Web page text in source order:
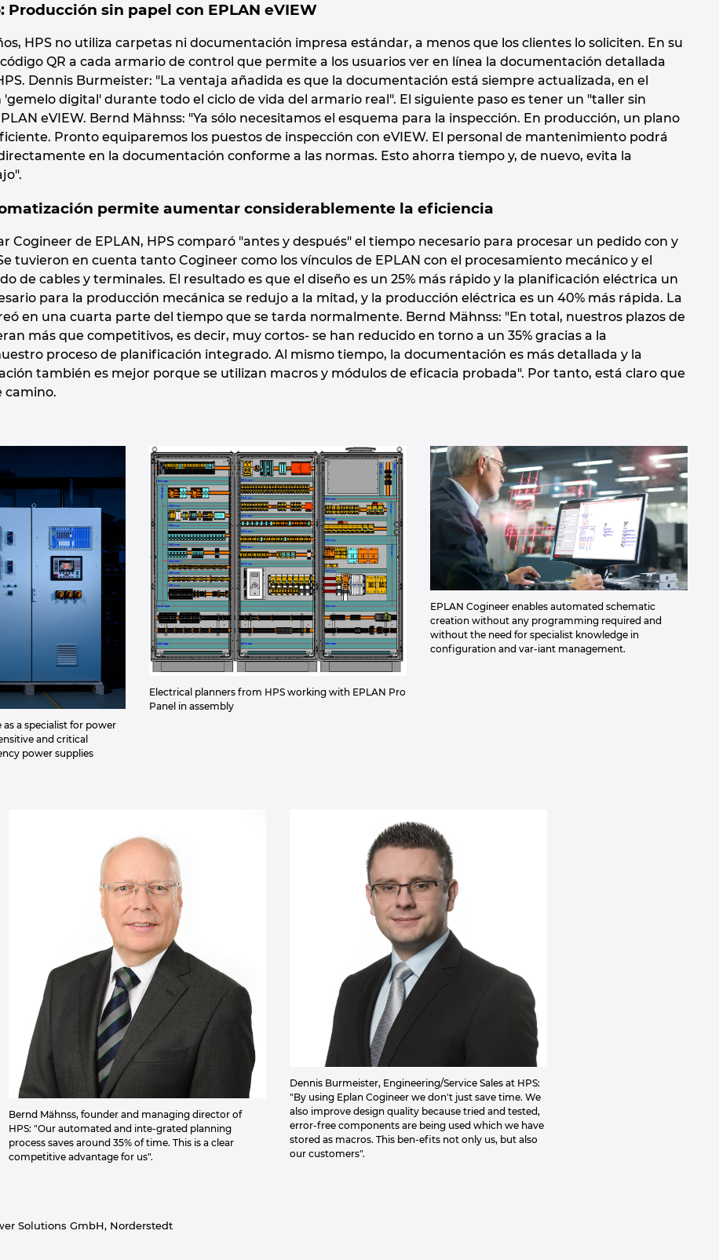
Producción sin papel con EPLAN eVIEW
HPS no utiliza carpetas ni documentación impresa estándar, a menos que los clientes lo soliciten. En su
QR a cada armario de control que permite a los usuarios ver en línea la documentación detallada
Dennis Burmeister: "La ventaja añadida es que la documentación está siempre actualizada, en el
digital' durante todo el ciclo de vida del armario real". El siguiente paso es tener un "taller sin
eVIEW. Bernd Mähnss: "Ya sólo necesitamos el esquema para la inspección. En producción, un plano
Pronto equiparemos los puestos de inspección con eVIEW. El personal de mantenimiento podrá
en la documentación conforme a las normas. Esto ahorra tiempo y, de nuevo, evita la
permite aumentar considerablemente la eficiencia
Cogineer de EPLAN, HPS comparó "antes y después" el tiempo necesario para procesar un pedido con y
tuvieron en cuenta tanto Cogineer como los vínculos de EPLAN con el procesamiento mecánico y el
de cables y terminales. El resultado es que el diseño es un 25% más rápido y la planificación eléctrica un
para la producción mecánica se redujo a la mitad, y la producción eléctrica es un 40% más rápida. La
en una cuarta parte del tiempo que se tarda normalmente. Bernd Mähnss: "En total, nuestros plazos de
más que competitivos, es decir, muy cortos- se han reducido en torno a un 35% gracias a la
proceso de planificación integrado. Al mismo tiempo, la documentación es más detallada y la
también es mejor porque se utilizan macros y módulos de eficacia probada". Por tanto, está claro que
camino.
a specialist for power
and critical
power supplies
Electrical planners from HPS working with EPLAN Pro
Panel in assembly
EPLAN Cogineer enables automated schematic
creation without any programming required and
without the need for specialist knowledge in
configuration and var-iant management.
Bernd Mähnss, founder and managing director of
HPS: "Our automated and inte-grated planning
process saves around 35% of time. This is a clear
competitive advantage for us".
Dennis Burmeister, Engineering/Service Sales at HPS:
"By using Eplan Cogineer we don't just save time. We
also improve design quality because tried and tested,
error-free components are being used which we have
stored as macros. This ben-efits not only us, but also
our customers".
Solutions GmbH, Norderstedt